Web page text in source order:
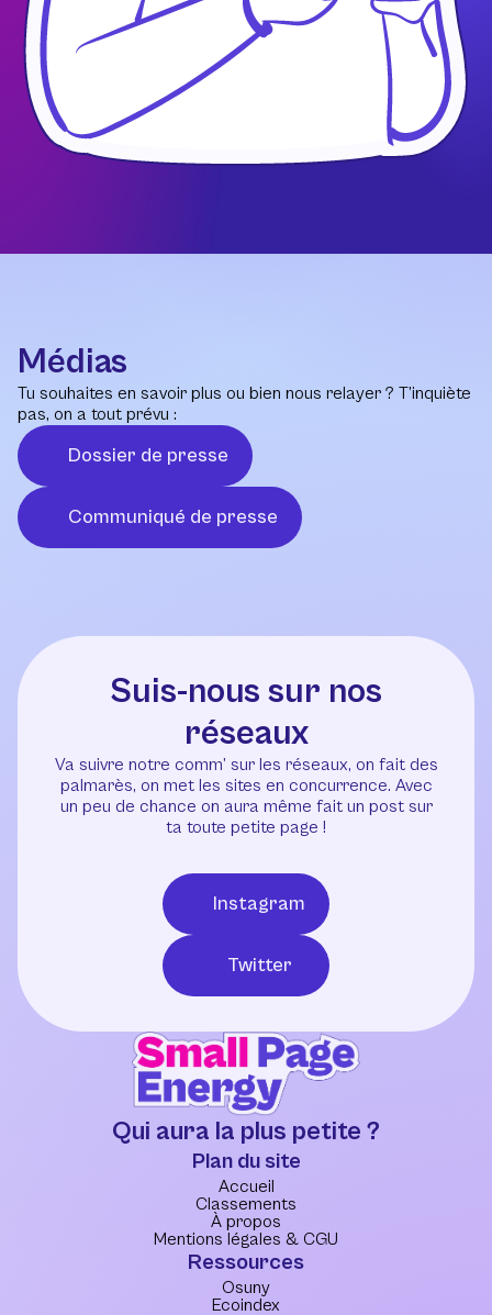
Médias
Tu souhaites en savoir plus ou bien nous relayer ? T’inquiète
pas, on a tout prévu :
Dossier de presse
Communiqué de presse
Suis-nous sur nos
réseaux
Va suivre notre comm’ sur les réseaux, on fait des
palmarès, on met les sites en concurrence. Avec
un peu de chance on aura même fait un post sur
ta toute petite page !
Instagram
Twitter
Qui aura la plus petite ?
Plan du site
Accueil
Classements
À propos
Mentions légales & CGU
Ressources
Osuny
Ecoindex